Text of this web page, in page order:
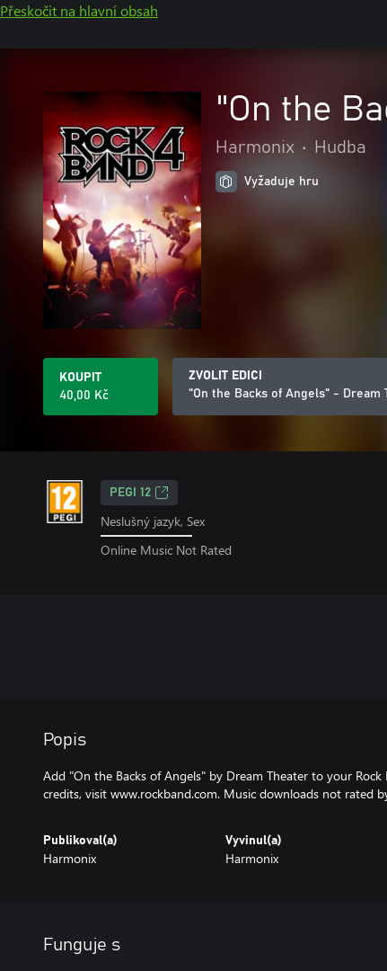
Přeskočit na hlavní obsah
"On the
Harmonix • Hudba
Vyžaduje hru
KOUPIT
40,00 Kč
ZVOLIT EDICI
"On the Backs of Angels" - Dream
PEGI 12
Neslušný jazyk, Sex
Online Music Not Rated
Popis
Add "On the Backs of Angels" by Dream Theater to your
credits, visit www.rockband.com. Music downloads not rated
Publikoval(a)
Harmonix
Vyvinul(a)
Harmonix
Funguje s